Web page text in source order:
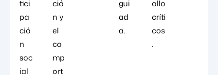
tici
pa
ció
n
soc
ial
ció
n y
el
co
mp
ort
gui
ad
a.
ollo
críti
cos
.